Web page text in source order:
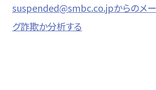
suspended@smbc.co.jpからのメー
グ詐欺か分析する